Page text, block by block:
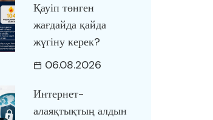
Қауіп төнген
жағдайда қайда
жүгіну керек?
06.08.2026
Интернет-
алаяқтықтың алдын